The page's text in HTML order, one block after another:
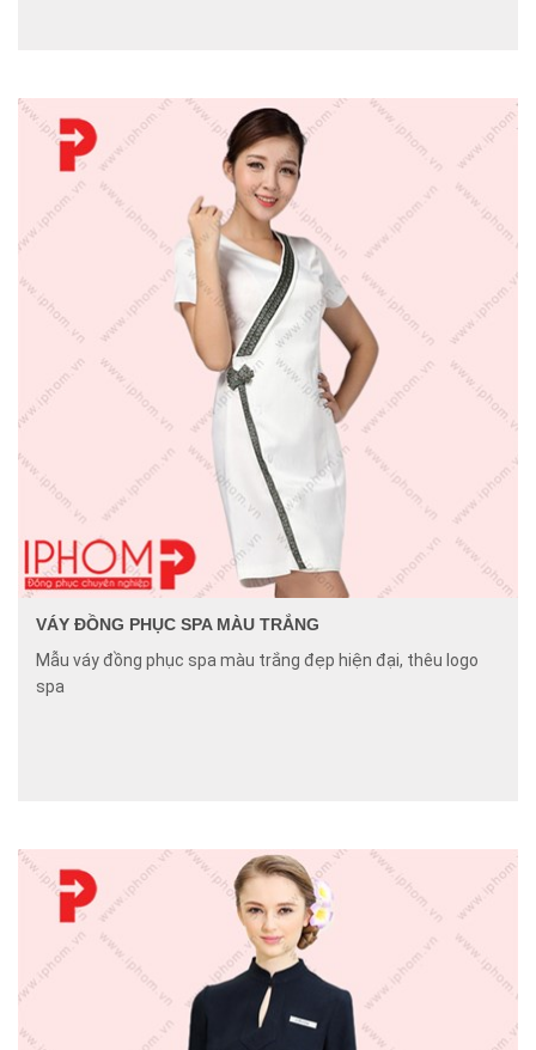
VÁY ĐỒNG PHỤC SPA MÀU TRẮNG
Mẫu váy đồng phục spa màu trắng đẹp hiện đại, thêu logo
spa